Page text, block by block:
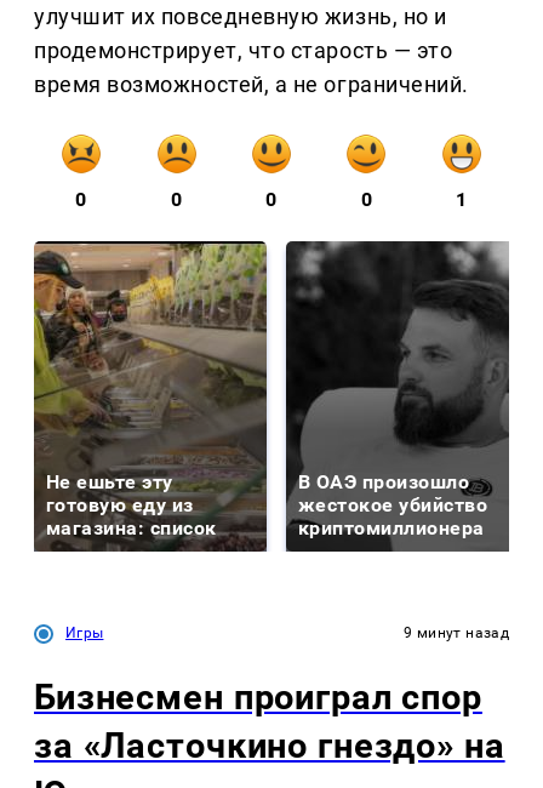
улучшит их повседневную жизнь, но и
продемонстрирует, что старость — это
время возможностей, а не ограничений.
0 0 0 0 1
Не ешьте эту
готовую еду из
магазина: список
В ОАЭ произошло
жестокое убийство
криптомиллионера
Игры 9 минут назад
Бизнесмен проиграл спор
за «Ласточкино гнездо» на